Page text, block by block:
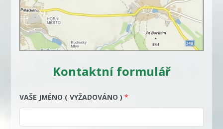
Kontaktní formulář
VAŠE JMÉNO ( VYŽADOVÁNO ) *